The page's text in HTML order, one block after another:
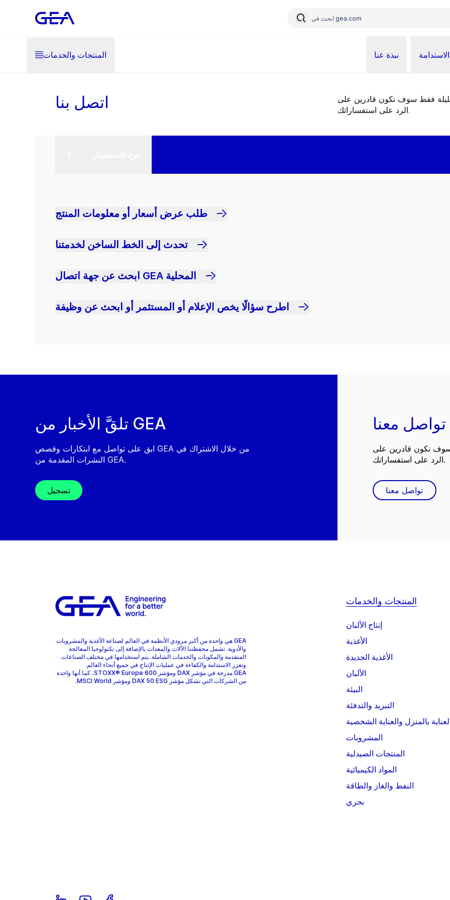
المنتجات والخدمات نبذة عنا الاستدامة
اتصل بنا
فقط سوف نكون قادرين على
الرد على استفساراتك.
طلب عرض أسعار أو معلومات المنتج
تحدث إلى الخط الساخن لخدمتنا
ابحث عن جهة اتصال GEA المحلية
اطرح سؤالًا يخص الإعلام أو المستثمر أو ابحث عن وظيفة
تلقَّ الأخبار من GEA
ابق على تواصل مع ابتكارات وقصص GEA من خلال الاشتراك في
النشرات المقدمة من GEA.
تسجيل
تواصل معنا
نكون قادرين على
الرد على استفساراتك.
تواصل معنا
GEA هي واحدة من أكبر مزودي الأنظمة في العالم لصناعة الأغذية والمشروبات
والأدوية. تشمل محفظتنا الآلات والمعدات بالإضافة إلى تكنولوجيا المعالجة
المتقدمة والمكونات والخدمات الشاملة. يتم استخدامها في مختلف الصناعات
وتعزز الاستدامة والكفاءة في عمليات الإنتاج في جميع أنحاء العالم.
GEA مدرجة في مؤشر DAX ومؤشر STOXX® Europe 600، كما أنها واحدة
من الشركات التي تشكل مؤشر DAX 50 ESG ومؤشر MSCI World.
المنتجات والخدمات
إنتاج الألبان
الأغذية
الأغذية الجديدة
الألبان
البيئة
التبريد والتدفئة
بالمنزل والعناية الشخصية
المشروبات
المنتجات الصيدلية
المواد الكيميائية
النفط والغاز والطاقة
بحري